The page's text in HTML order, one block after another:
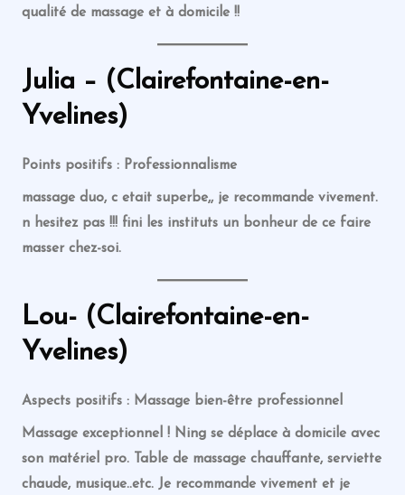
qualité de massage et à domicile !!
Julia – (Clairefontaine-en-
Yvelines)
Points positifs : Professionnalisme
massage duo, c etait superbe,, je recommande vivement.
n hesitez pas !!! fini les instituts un bonheur de ce faire
masser chez-soi.
Lou- (Clairefontaine-en-
Yvelines)
Aspects positifs : Massage bien-être professionnel
Massage exceptionnel ! Ning se déplace à domicile avec
son matériel pro. Table de massage chauffante, serviette
chaude, musique..etc. Je recommande vivement et je